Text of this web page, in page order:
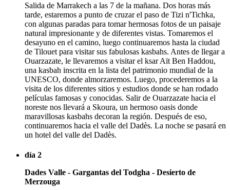
Salida de Marrakech a las 7 de la mañana. Dos horas más
tarde, estaremos a punto de cruzar el paso de Tizi n'Tichka,
con algunas paradas para tomar hermosas fotos de un paisaje
natural impresionante y de diferentes vistas. Tomaremos el
desayuno en el camino, luego continuaremos hasta la ciudad
de Tilouet para visitar sus fabulosas kasbahs. Antes de llegar a
Ouarzazate, le llevaremos a visitar el ksar Aït Ben Haddou,
una kasbah inscrita en la lista del patrimonio mundial de la
UNESCO, donde almorzaremos. Luego, procederemos a la
visita de los diferentes sitios y estudios donde se han rodado
películas famosas y conocidas. Salir de Ouarzazate hacia el
noreste nos llevará a Skoura, un hermoso oasis donde
maravillosas kasbahs decoran la región. Después de eso,
continuaremos hacia el valle del Dadès. La noche se pasará en
un hotel del valle del Dadès.
día 2
Dades Valle - Gargantas del Todgha - Desierto de
Merzouga